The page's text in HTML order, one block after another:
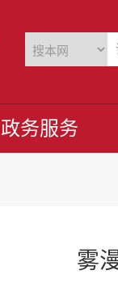
政务服务
雾